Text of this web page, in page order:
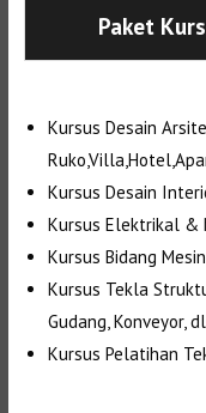
Paket
Kursus Desain
Kursus Desain
Kursus Elektrikal &
Kursus Bidang
Kursus Tekla
Gudang, Konveyor,
Kursus Pelatihan